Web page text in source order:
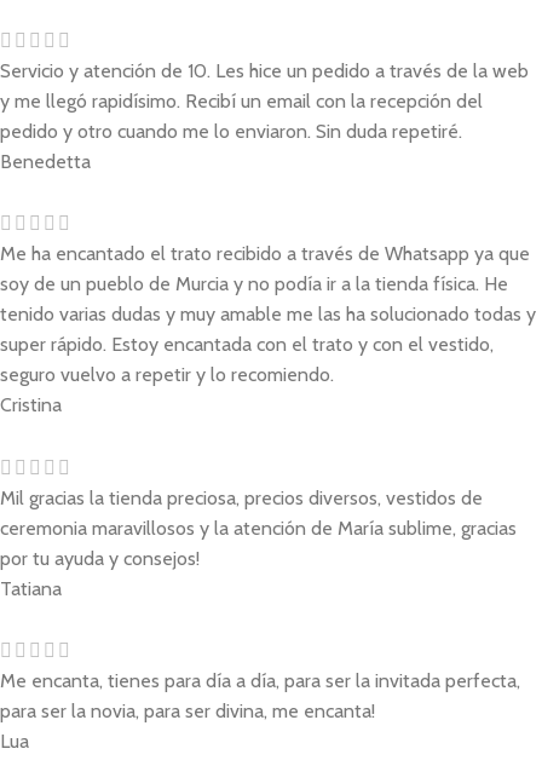
Servicio y atención de 10. Les hice un pedido a través de la web
y me llegó rapidísimo. Recibí un email con la recepción del
pedido y otro cuando me lo enviaron. Sin duda repetiré.
Benedetta
Me ha encantado el trato recibido a través de Whatsapp ya que
soy de un pueblo de Murcia y no podía ir a la tienda física. He
tenido varias dudas y muy amable me las ha solucionado todas y
super rápido. Estoy encantada con el trato y con el vestido,
seguro vuelvo a repetir y lo recomiendo.
Cristina
Mil gracias la tienda preciosa, precios diversos, vestidos de
ceremonia maravillosos y la atención de María sublime, gracias
por tu ayuda y consejos!
Tatiana
Me encanta, tienes para día a día, para ser la invitada perfecta,
para ser la novia, para ser divina, me encanta!
Lua